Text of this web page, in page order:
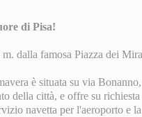
di Pisa!
dalla famosa Piazza dei
è situata su via
della città, e offre su richiesta
navetta per l'aeroporto e